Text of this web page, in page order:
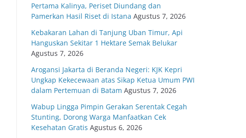
Pertama Kalinya, Periset Diundang dan
Pamerkan Hasil Riset di Istana Agustus 7, 2026
Kebakaran Lahan di Tanjung Uban Timur, Api
Hanguskan Sekitar 1 Hektare Semak Belukar
Agustus 7, 2026
Arogansi Jakarta di Beranda Negeri: KJK Kepri
Ungkap Kekecewaan atas Sikap Ketua Umum PWI
dalam Pertemuan di Batam Agustus 7, 2026
Wabup Lingga Pimpin Gerakan Serentak Cegah
Stunting, Dorong Warga Manfaatkan Cek
Kesehatan Gratis Agustus 6, 2026